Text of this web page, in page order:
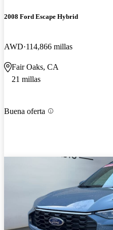
2008 Ford Escape Hybrid
AWD 114,866 millas
Fair Oaks, CA
21 millas
Buena oferta